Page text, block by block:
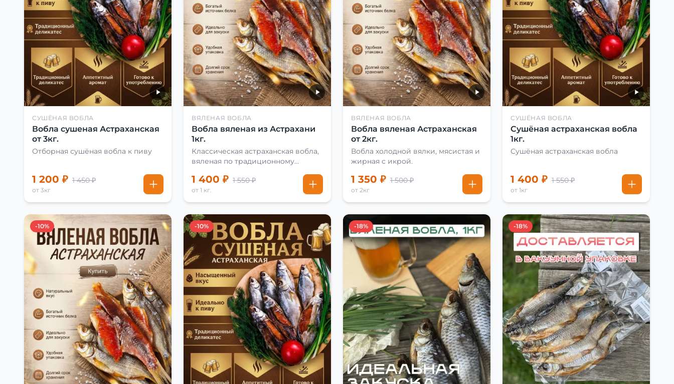
СУШЁНАЯ ВОБЛА
Вобла сушеная Астраханская
от 3кг.
Отборная сушёная вобла к пиву
1 200 ₽ 1 450 ₽
от 3кг
ВЯЛЕНАЯ ВОБЛА
Вобла вяленая из Астрахани
1кг.
Классическая астраханская вобла,
вяленая по традиционному
1 400 ₽ 1 550 ₽
от 1 кг.
ВЯЛЕНАЯ ВОБЛА
Вобла вяленая Астраханская
от 2кг.
Вобла холодной вялки, мясистая и
жирная с икрой.
1 350 ₽ 1 500 ₽
от 2кг
СУШЁНАЯ ВОБЛА
Сушёная астраханская вобла
1кг.
Сушёная астраханская вобла
1 400 ₽ 1 550 ₽
от 1кг
-10% -10% -18% -18%